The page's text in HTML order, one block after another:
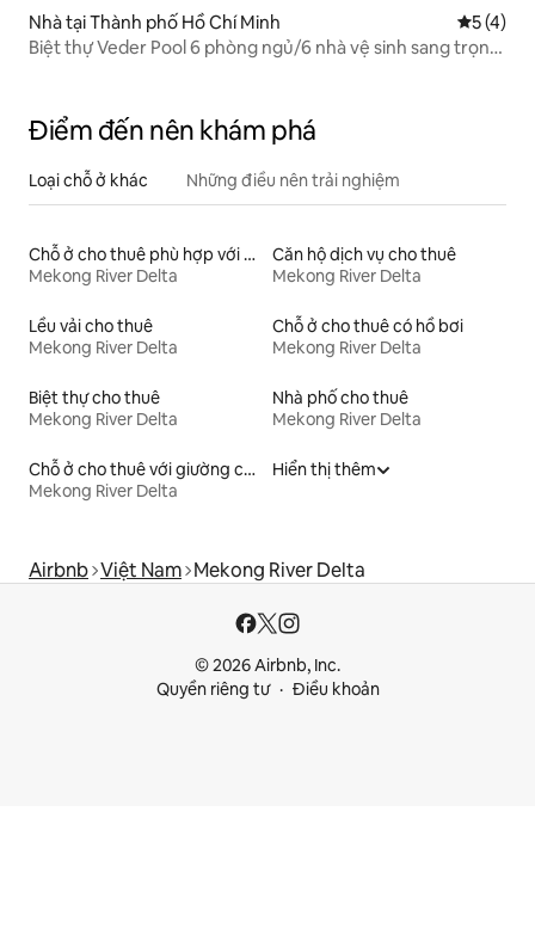
Nhà tại Thành phố Hồ Chí Minh Xếp5 (4)
Biệt thự Veder Pool 6 phòng ngủ/6 nhà vệ sinh sang trọng
Điểm đến nên khám phá
Loại chỗ ở khác Những điều nên trải nghiệm
Chỗ ở cho thuê phù hợp với gia đình
Mekong River Delta
Căn hộ dịch vụ cho thuê
Mekong River Delta
Lều vải cho thuê
Mekong River Delta
Chỗ ở cho thuê có hồ bơi
Mekong River Delta
Biệt thự cho thuê
Mekong River Delta
Nhà phố cho thuê
Mekong River Delta
Chỗ ở cho thuê với giường có chiều cao phù hợp cho người có nhu cầu đặc biệt
Mekong River Delta
Hiển thị thêm
Airbnb Việt Nam Mekong River Delta
© 2026 Airbnb, Inc.
Quyền riêng tư
Điều khoản